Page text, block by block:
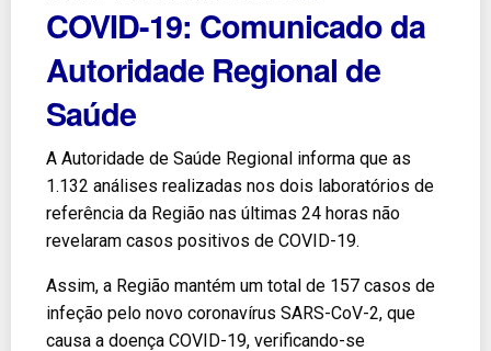
COVID-19: Comunicado da
Autoridade Regional de
Saúde
A Autoridade de Saúde Regional informa que as
1.132 análises realizadas nos dois laboratórios de
referência da Região nas últimas 24 horas não
revelaram casos positivos de COVID-19.
Assim, a Região mantém um total de 157 casos de
infeção pelo novo coronavírus SARS-CoV-2, que
causa a doença COVID-19, verificando-se